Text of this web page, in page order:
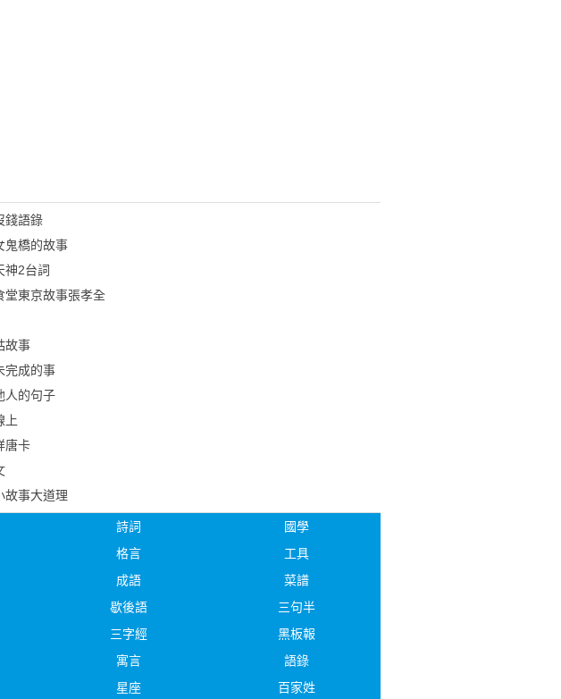
錢語錄
鬼橋的故事
神2台詞
堂東京故事張孝全
故事
完成的事
人的句子
上
唐卡
故事大道理
詩詞
國學
格言
工具
成語
菜譜
歇後語
三句半
三字經
黑板報
寓言
語錄
星座 百家姓